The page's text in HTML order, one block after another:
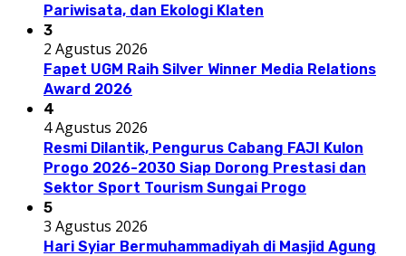
Pariwisata, dan Ekologi Klaten
3
2 Agustus 2026
Fapet UGM Raih Silver Winner Media Relations
Award 2026
4
4 Agustus 2026
Resmi Dilantik, Pengurus Cabang FAJI Kulon
Progo 2026-2030 Siap Dorong Prestasi dan
Sektor Sport Tourism Sungai Progo
5
3 Agustus 2026
Hari Syiar Bermuhammadiyah di Masjid Agung